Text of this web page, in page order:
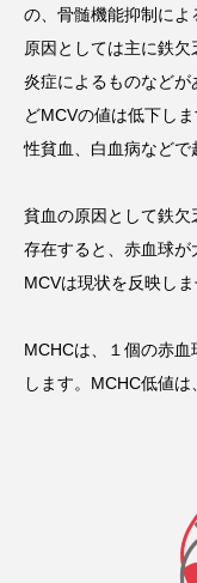
の、骨髄機能抑制に
原因としては主に鉄
炎症によるものなど
どMCVの値は低下し
性貧血、白血病などで
貧血の原因として鉄
存在すると、赤血球
MCVは現状を反映しま
MCHCは、１個の赤
します。MCHC低値は